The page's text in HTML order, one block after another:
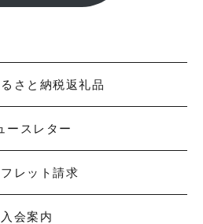
さと納税返礼品
ースレター
レット請求
入会案内